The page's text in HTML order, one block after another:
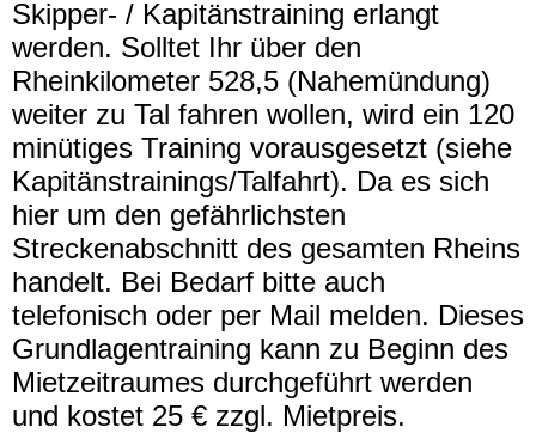
Skipper- / Kapitänstraining erlangt
werden. Solltet Ihr über den
Rheinkilometer 528,5 (Nahemündung)
weiter zu Tal fahren wollen, wird ein 120
minütiges Training vorausgesetzt (siehe
Kapitänstrainings/Talfahrt). Da es sich
hier um den gefährlichsten
Streckenabschnitt des gesamten Rheins
handelt. Bei Bedarf bitte auch
telefonisch oder per Mail melden. Dieses
Grundlagentraining kann zu Beginn des
Mietzeitraumes durchgeführt werden
und kostet 25 € zzgl. Mietpreis.